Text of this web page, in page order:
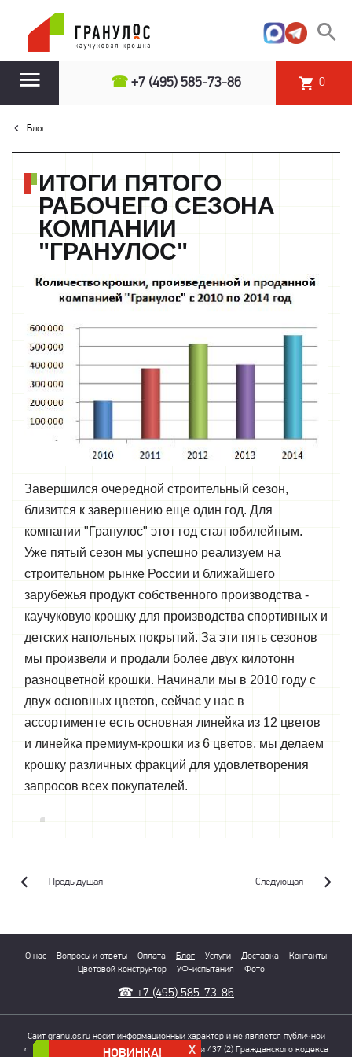
☎ +7 (495) 585-73-86 0
Блог
ИТОГИ ПЯТОГО
РАБОЧЕГО СЕЗОНА
КОМПАНИИ
"ГРАНУЛОС"
Завершился очередной строительный сезон,
близится к завершению еще один год. Для
компании "Гранулос" этот год стал юбилейным.
Уже пятый сезон мы успешно реализуем на
строительном рынке России и ближайшего
зарубежья продукт собственного производства -
каучуковую крошку для производства спортивных и
детских напольных покрытий. За эти пять сезонов
мы произвели и продали более двух килотонн
разноцветной крошки. Начинали мы в 2010 году с
двух основных цветов, сейчас у нас в
ассортименте есть основная линейка из 12 цветов
и линейка премиум-крошки из 6 цветов, мы делаем
крошку различных фракций для удовлетворения
запросов всех покупателей.
Предыдущая Следующая
О нас Вопросы и ответы Оплата Блог Услуги Доставка
Контакты
Цветовой конструктор
УФ-испытания Фото
☎ +7 (495) 585-73-86
Сайт granulos.ru носит информационный характер и не является публичной
офертой, определяемой положениями Статьи 437 (2) Гражданского кодекса
X
НОВИНКА!